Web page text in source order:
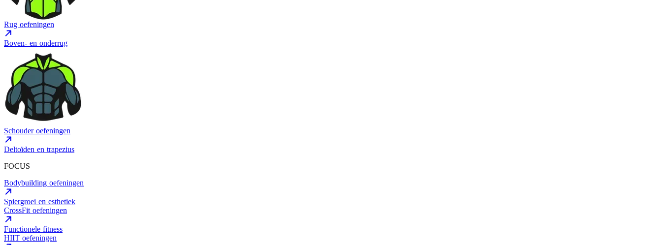
Rug oefeningen
Boven- en onderrug
Schouder oefeningen
Deltoïden en trapezius
FOCUS
Bodybuilding oefeningen
Spiergroei en esthetiek
CrossFit oefeningen
Functionele fitness
HIIT oefeningen